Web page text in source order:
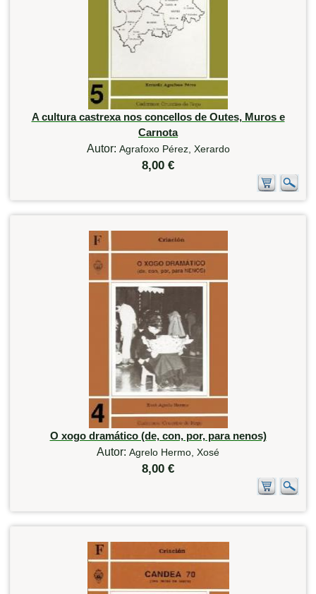
A cultura castrexa nos concellos de Outes, Muros e
Carnota
Autor: Agrafoxo Pérez, Xerardo
8,00 €
O xogo dramático (de, con, por, para nenos)
Autor: Agrelo Hermo, Xosé
8,00 €